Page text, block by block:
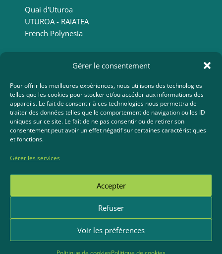
Gérer le consentement
Pour offrir les meilleures expériences, nous utilisons des technologies
telles que les cookies pour stocker et/ou accéder aux informations des
appareils. Le fait de consentir à ces technologies nous permettra de
traiter des données telles que le comportement de navigation ou les ID
uniques sur ce site. Le fait de ne pas consentir ou de retirer son
consentement peut avoir un effet négatif sur certaines caractéristiques
et fonctions.
Gérer les services
Accepter
Refuser
Voir les préférences
Quai d'Uturoa
UTUROA - RAIATEA
French Polynesia
Karine :
+689 87 21 23 67
Pour toutes questions, envoyez un e-mail à
Facebook
Instagram
Google
E-mailWhatsApp
Copyright © 2026 Destination Lagon - Tours et Excursions à Raiatea et Taha'a |